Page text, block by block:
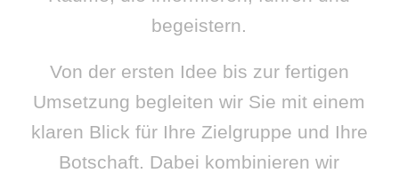
begeistern.
Von der ersten Idee bis zur fertigen
Umsetzung begleiten wir Sie mit einem
klaren Blick für Ihre Zielgruppe und Ihre
Botschaft. Dabei kombinieren wir